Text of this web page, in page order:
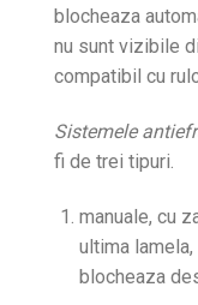
blocheaza
nu sunt vizibile
compatibil cu
Sistemele
fi de trei tipuri.
manuale, cu
ultima
blocheaza